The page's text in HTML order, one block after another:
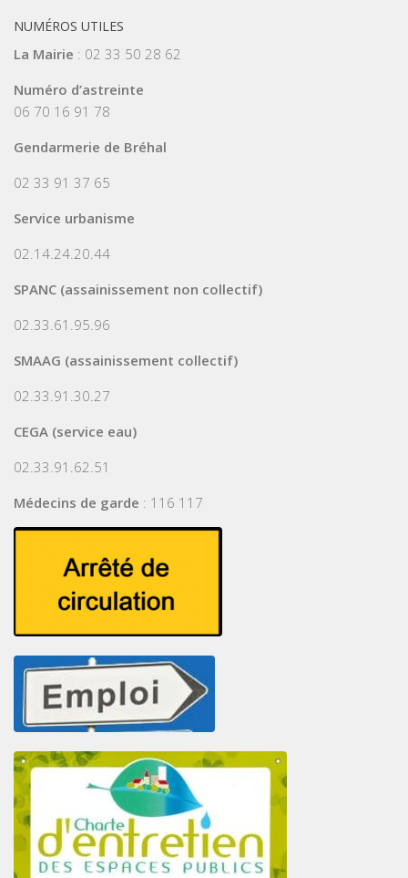
NUMÉROS UTILES
La Mairie : 02 33 50 28 62
Numéro d’astreinte
06 70 16 91 78
Gendarmerie de Bréhal
02 33 91 37 65
Service urbanisme
02.14.24.20.44
SPANC (assainissement non collectif)
02.33.61.95.96
SMAAG (assainissement collectif)
02.33.91.30.27
CEGA (service eau)
02.33.91.62.51
Médecins de garde : 116 117